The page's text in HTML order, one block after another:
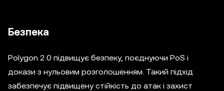
Безпека
Polygon 2.0 підвищує безпеку, поєднуючи PoS і
докази з нульовим розголошенням. Такий підхід
забезпечує підвищену стійкість до атак і захист